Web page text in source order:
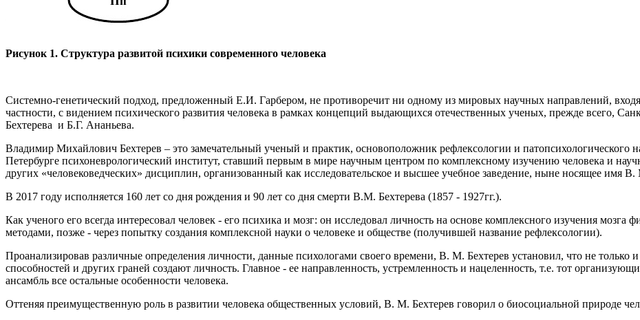
Рисунок 1. Структура развитой психики современного человека
Системно-генетический подход, предложенный Е.И. Гарбером, не противоречит ни одному из мировых научных направлений,
частности, с видением психического развития человека в рамках концепций выдающихся отечественных ученых, прежде всего,
Бехтерева и Б.Г. Ананьева.
Владимир Михайлович Бехтерев – это замечательный ученый и практик, основоположник рефлексологии и патопсихологического
Петербурге психоневрологический институт, ставший первым в мире научным центром по комплексному изучению человека и
других «человековедческих» дисциплин, организованный как исследовательское и высшее учебное заведение, ныне носящее имя В.
В 2017 году исполняется 160 лет со дня рождения и 90 лет со дня смерти В.М. Бехтерева (1857 - 1927гг.).
Как ученого его всегда интересовал человек - его психика и мозг: он исследовал личность на основе комплексного изучения
методами, позже - через попытку создания комплексной науки о человеке и обществе (получившей название рефлексологии).
Проанализировав различные определения личности, данные психологами своего времени, В. М. Бехтерев установил, что не только
способностей и других граней создают личность. Главное - ее направленность, устремленность и нацеленность, т.е. тот
ансамбль все остальные особенности человека.
Оттеняя преимущественную роль в развитии человека общественных условий, В. М. Бехтерев говорил о биосоциальной природе